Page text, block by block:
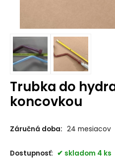
Trubka do
koncovkou
Záručná doba: 24 mesiacov
Dostupnosť: skladom 4 ks